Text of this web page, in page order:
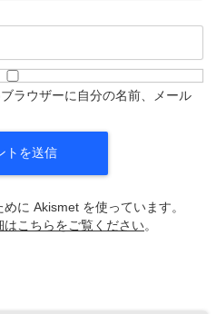
ラウザーに自分の名前、メール
に Akismet を使っています。
こちらをご覧ください。